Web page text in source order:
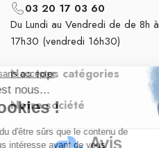
03 20 17 03 60
Du Lundi au Vendredi de de 8h à
17h30 (vendredi 16h30)
Nos tops catégories
Notre société